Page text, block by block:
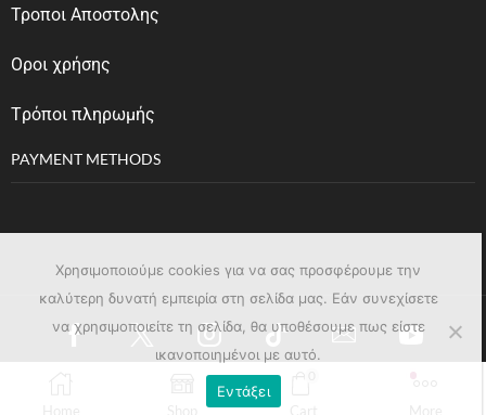
Τροποι Αποστολης
Οροι χρήσης
Tρόποι πληρωμής
PAYMENT METHODS
affinage.gr . Created by
Χρησιμοποιούμε cookies για να σας προσφέρουμε την
καλύτερη δυνατή εμπειρία στη σελίδα μας. Εάν συνεχίσετε
να χρησιμοποιείτε τη σελίδα, θα υποθέσουμε πως είστε
ικανοποιημένοι με αυτό.
Εντάξει